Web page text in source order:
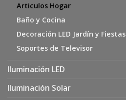
Articulos Hogar
Baño y Cocina
Decoración LED Jardín y Fiestas
Soportes de Televisor
Iluminación LED
Iluminación Solar